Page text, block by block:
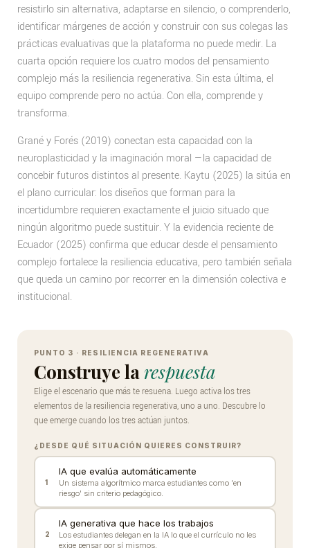
resistirlo sin alternativa, adaptarse en silencio, o comprenderlo,
identificar márgenes de acción y construir con sus colegas las
prácticas evaluativas que la plataforma no puede medir. La
cuarta opción requiere los cuatro modos del pensamiento
complejo más la resiliencia regenerativa. Sin esta última, el
equipo comprende pero no actúa. Con ella, comprende y
transforma.
Grané y Forés (2019) conectan esta capacidad con la
neuroplasticidad y la imaginación moral —la capacidad de
concebir futuros distintos al presente. Kaytu (2025) la sitúa en
el plano curricular: los diseños que forman para la
incertidumbre requieren exactamente el juicio situado que
ningún algoritmo puede sustituir. Y la evidencia reciente de
Ecuador (2025) confirma que educar desde el pensamiento
complejo fortalece la resiliencia educativa, pero también señala
que queda un camino por recorrer en la dimensión colectiva e
institucional.
interactivo:
los
tres
elementos
de
resiliencia
regenerativa
PUNTO 3 · RESILIENCIA REGENERATIVA
Construye la respuesta
Elige el escenario que más te resuena. Luego activa los tres
elementos de la resiliencia regenerativa, uno a uno. Descubre lo
que emerge cuando los tres actúan juntos.
¿DESDE QUÉ SITUACIÓN QUIERES CONSTRUIR?
1
IA que evalúa automáticamente
Un sistema algorítmico marca estudiantes como 'en
riesgo' sin criterio pedagógico.
2
IA generativa que hace los trabajos
Los estudiantes delegan en la IA lo que el currículo no les
exige pensar por sí mismos.